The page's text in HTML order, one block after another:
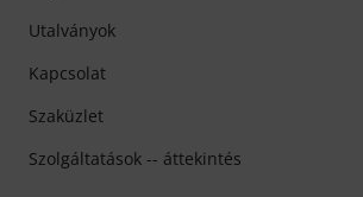
Utalványok
Kapcsolat
Szaküzlet
Szolgáltatások -- áttekintés